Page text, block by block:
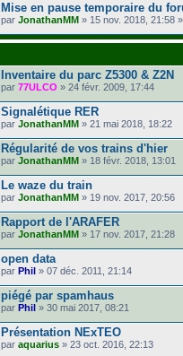
Mise en pause temporaire du
par JonathanMM » 15 nov. 2018, 21:58
Inventaire du parc Z5300 & Z2N
par 77ULCO » 24 févr. 2009, 17:44
Signalétique RER
par JonathanMM » 21 mai 2018, 18:22
Régularité de vos trains d'hier
par JonathanMM » 18 févr. 2018, 13:01
Le waze du train
par JonathanMM » 19 nov. 2017, 20:56
Rapport de l'ARAFER
par JonathanMM » 17 nov. 2017, 21:28
open data
par Phil » 07 déc. 2011, 21:14
piégé par spamhaus
par Phil » 30 mai 2017, 08:21
Présentation NExTEO
par aquarius » 23 oct. 2016, 22:13